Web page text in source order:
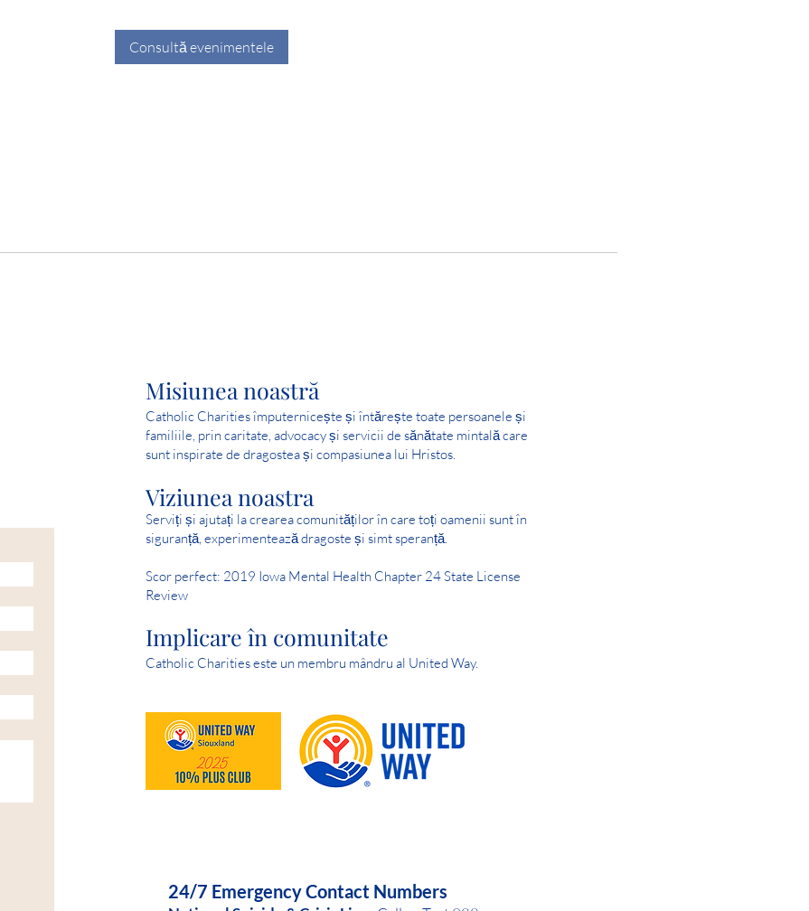
Consultă evenimentele
Catholic Charities împuternicește și întărește toate persoanele și
familiile, prin caritate, advocacy și servicii de sănătate mintală care
sunt inspirate de dragostea și compasiunea lui Hristos.
Misiunea noastră
Viziunea noastra
Serviți și ajutați la crearea comunităților în care toți oamenii sunt în
siguranță, experimentează dragoste și simt speranță.
Scor perfect: 2019 Iowa Mental Health Chapter 24 State License
Review
Implicare în comunitate
Catholic Charities este un membru mândru al United Way.
24/7 Emergency Contact Numbers